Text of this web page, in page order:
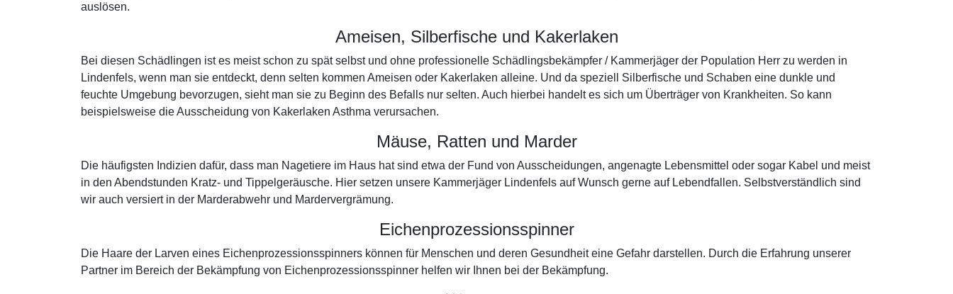
auslösen.
Ameisen, Silberfische und Kakerlaken
Bei diesen Schädlingen ist es meist schon zu spät selbst und ohne professionelle Schädlingsbekämpfer / Kammerjäger der Population Herr zu werden in
Lindenfels, wenn man sie entdeckt, denn selten kommen Ameisen oder Kakerlaken alleine. Und da speziell Silberfische und Schaben eine dunkle und
feuchte Umgebung bevorzugen, sieht man sie zu Beginn des Befalls nur selten. Auch hierbei handelt es sich um Überträger von Krankheiten. So kann
beispielsweise die Ausscheidung von Kakerlaken Asthma verursachen.
Mäuse, Ratten und Marder
Die häufigsten Indizien dafür, dass man Nagetiere im Haus hat sind etwa der Fund von Ausscheidungen, angenagte Lebensmittel oder sogar Kabel und meist
in den Abendstunden Kratz- und Tippelgeräusche. Hier setzen unsere Kammerjäger Lindenfels auf Wunsch gerne auf Lebendfallen. Selbstverständlich sind
wir auch versiert in der Marderabwehr und Mardervergrämung.
Eichenprozessionsspinner
Die Haare der Larven eines Eichenprozessionsspinners können für Menschen und deren Gesundheit eine Gefahr darstellen. Durch die Erfahrung unserer
Partner im Bereich der Bekämpfung von Eichenprozessionsspinner helfen wir Ihnen bei der Bekämpfung.